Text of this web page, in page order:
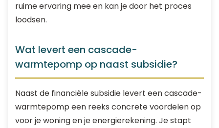
ruime ervaring mee en kan je door het proces
loodsen.
Wat levert een cascade-
warmtepomp op naast subsidie?
Naast de financiële subsidie levert een cascade-
warmtepomp een reeks concrete voordelen op
voor je woning en je energierekening. Je stapt